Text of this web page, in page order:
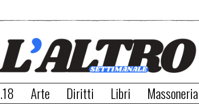
Arte Diritti Libri Massoneria